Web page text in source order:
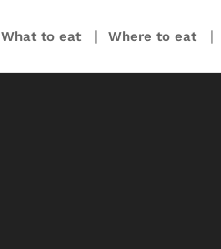
What to eat Where to eat